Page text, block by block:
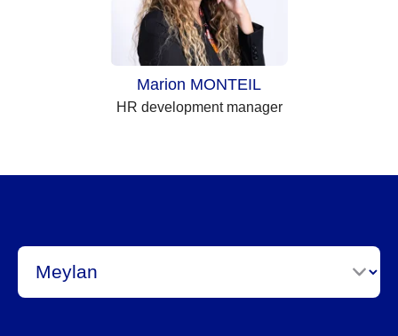
Marion MONTEIL
HR development manager